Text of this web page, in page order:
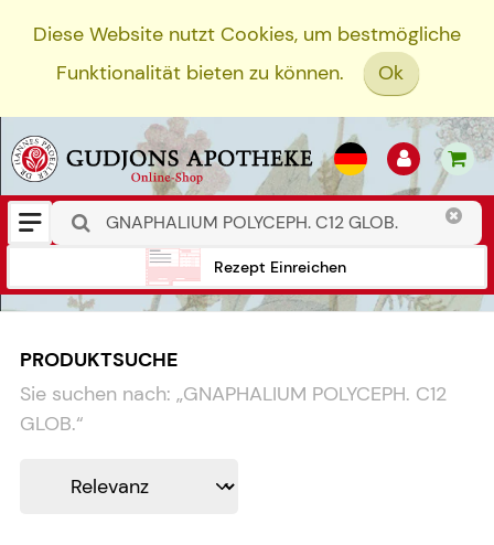
Diese Website nutzt Cookies, um bestmögliche
Funktionalität bieten zu können.
Ok
Rezept Einreichen
PRODUKTSUCHE
Sie suchen nach: „GNAPHALIUM POLYCEPH. C12
GLOB.“